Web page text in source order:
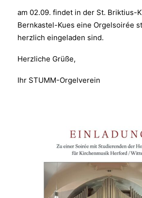
am 02.09. findet in der St. Briktius-
Bernkastel-Kues eine Orgelsoirée
herzlich eingeladen sind.
Herzliche Grüße,
Ihr STUMM-Orgelverein